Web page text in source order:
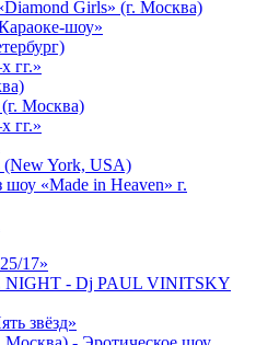
Girls» (г. Москва)
шоу»
гг.»
Москва)
гг.»
(New York, USA)
«Made in Heaven» г.
17»
NIGHT - Dj PAUL VINITSKY
звёзд»